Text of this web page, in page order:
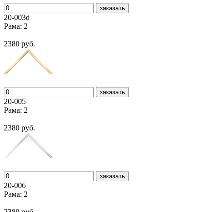
заказать
20-003d
Рама: 2
2380 руб.
заказать
20-005
Рама: 2
2380 руб.
заказать
20-006
Рама: 2